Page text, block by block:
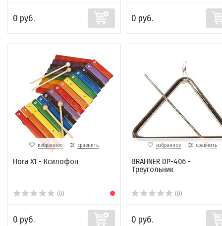
0 руб. 0 руб.
избранное сравнить
Hora X1 - Ксилофон
(0)
0 руб.
избранное сравнить
BRAHNER DP-406 -
Треугольник
(0)
0 руб.